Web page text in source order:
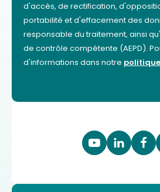
d'accès, de rectification,
portabilité et d'effacement des
responsable du traitement, ainsi
de contrôle compétente (AEPD).
d'informations dans notre